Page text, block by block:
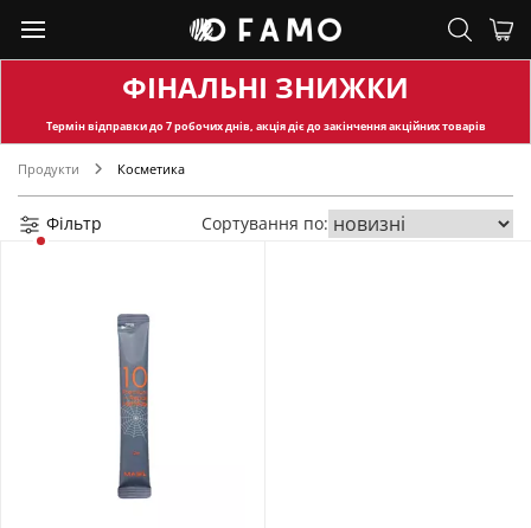
ФІНАЛЬНІ ЗНИЖКИ
Термін відправкидо 7 робочих днів, акція діє до закінчення акційних товарів
Продукти Косметика
Фільтр Сортування по: